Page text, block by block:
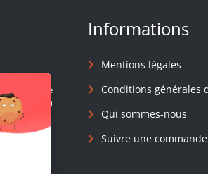
de l'Homme
en
Informations
Mentions légales
Conditions générales
Qui sommes-nous
Suivre une commande